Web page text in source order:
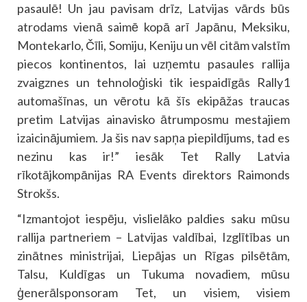
pasaulē! Un jau pavisam drīz, Latvijas vārds būs
atrodams vienā saimē kopā arī Japānu, Meksiku,
Montekarlo, Čīli, Somiju, Keniju un vēl citām valstīm
piecos kontinentos, lai uzņemtu pasaules rallija
zvaigznes un tehnoloģiski tik iespaidīgās Rally1
automašīnas, un vērotu kā šīs ekipāžas traucas
pretim Latvijas ainavisko ātrumposmu mestajiem
izaicinājumiem. Ja šis nav sapņa piepildījums, tad es
nezinu kas ir!” iesāk Tet Rally Latvia
rīkotājkompānijas RA Events direktors Raimonds
Strokšs.
“Izmantojot iespēju, vislielāko paldies saku mūsu
rallija partneriem – Latvijas valdībai, Izglītības un
zinātnes ministrijai, Liepājas un Rīgas pilsētām,
Talsu, Kuldīgas un Tukuma novadiem, mūsu
ģenerālsponsoram Tet, un visiem, visiem